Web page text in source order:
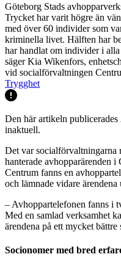
Göteborg Stads
Trycket har varit högre än
med över 60 individer som
kriminella livet. Hälften har
har handlat om individer i
säger Kia Wikenfors,
vid socialförvaltningen
Trygghet
Den här artikeln publicerades
inaktuell.
Det var socialförvaltningarna
hanterade avhopparärenden
Centrum fanns en
och lämnade vidare ärendena
– Avhoppartelefonen fanns i
Med en samlad verksamhet
ärendena på ett mycket
Socionomer med bred